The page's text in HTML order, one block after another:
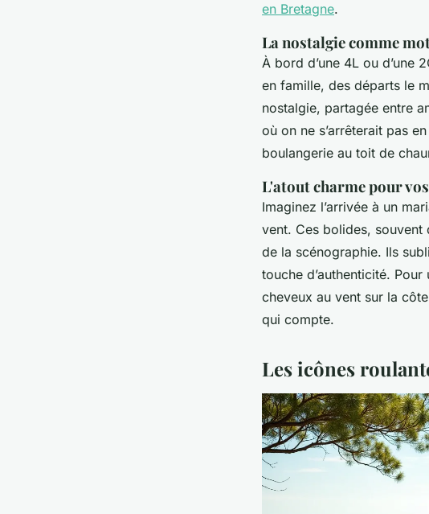
en Bretagne.
La nostalgie comme
À bord d’une 4L ou d’une
en famille, des départs le
nostalgie, partagée entre
où on ne s’arrêterait pas
boulangerie au toit de
L'atout charme pour
Imaginez l’arrivée à un
vent. Ces bolides, souvent
de la scénographie. Ils
touche d’authenticité.
cheveux au vent sur la
qui compte.
Les icônes